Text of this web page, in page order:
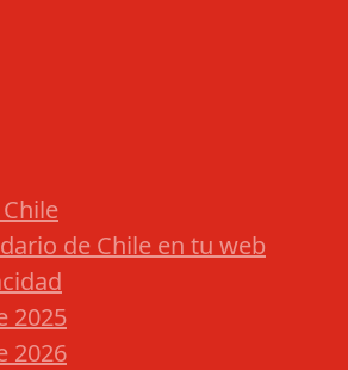
de Chile en tu web
2025
2026